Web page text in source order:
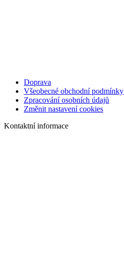
Doprava
Všeobecné obchodní podmínky
Zpracování osobních údajů
Změnit nastavení cookies
Kontaktní informace